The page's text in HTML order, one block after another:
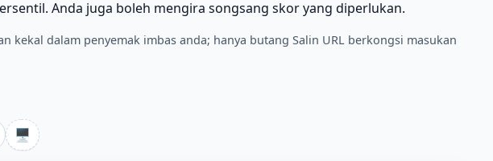
🖥️
Anda juga boleh mengira songsang skor yang diperlukan.
kekal dalam penyemak imbas anda; hanya butang Salin URL berkongsi masukan